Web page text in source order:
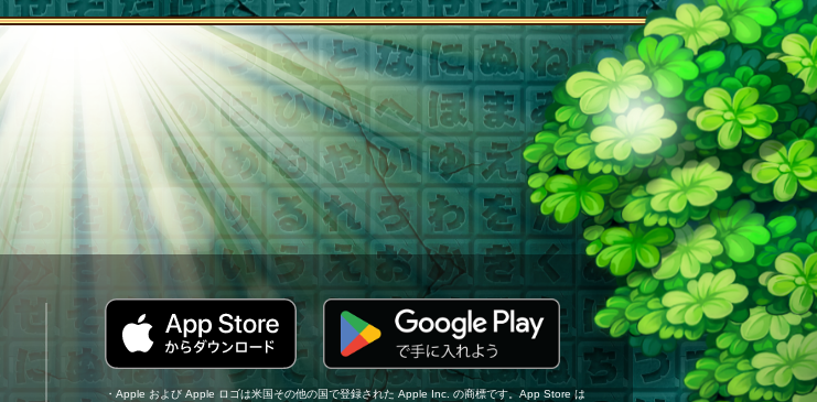
・Apple および Apple ロゴは米国その他の国で登録された Apple Inc. の商標です。App Store は